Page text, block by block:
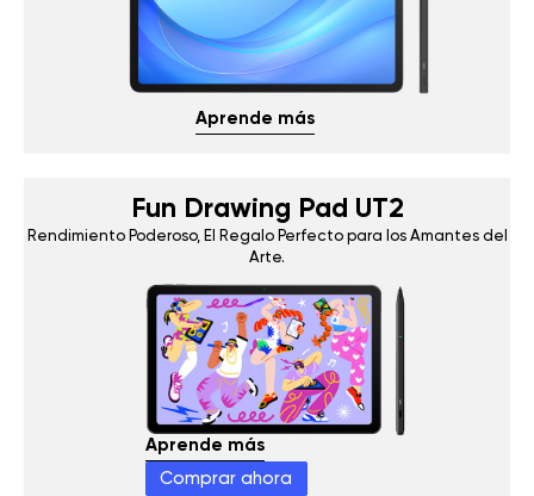
Aprende más
Fun Drawing Pad UT2
Rendimiento Poderoso, El Regalo Perfecto para los Amantes del
Arte.
Aprende más
Comprar ahora